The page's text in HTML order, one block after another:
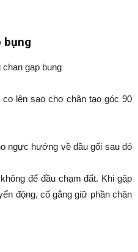
bụng
lên sao cho chân tạo góc 90
ngực hướng về đầu gối sau đó
để đầu chạm đất. Khi gập
động, cố gắng giữ phần chân